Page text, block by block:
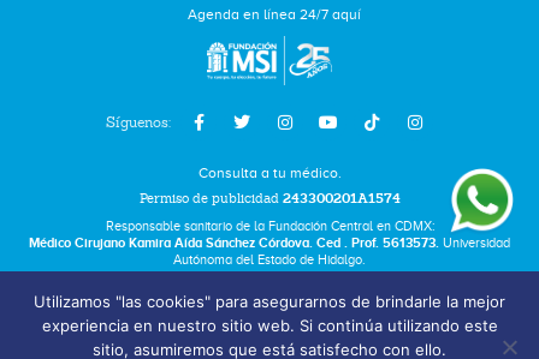
Síguenos:
Agenda en línea 24/7 aquí
Consulta a tu médico.
Permiso de publicidad 243300201A1574
Responsable sanitario de la Fundación Central en CDMX:
Médico Cirujano Kamira Aída Sánchez Córdova. Ced . Prof. 5613573. Universidad
Autónoma del Estado de Hidalgo.
Términos y Condiciones
Bolsa de Trabajo
Utilizamos "las cookies" para asegurarnos de brindarle la mejor
experiencia en nuestro sitio web. Si continúa utilizando este
sitio, asumiremos que está satisfecho con ello.